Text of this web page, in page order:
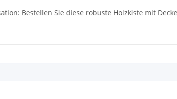
Bestellen Sie diese robuste Holzkiste mit